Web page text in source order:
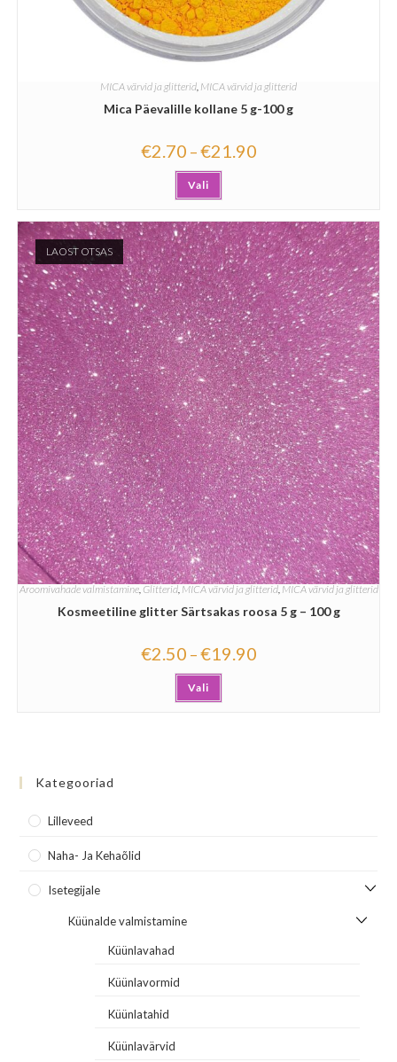
MICA värvid ja glitterid MICA värvid ja glitterid
Mica Päevalille kollane 5 g-100 g
€2.70 –€21.90
Vali
LAOST OTSAS
Aroomivahade valmistamine, Glitterid, MICA värvid ja glitterid, MICA värvid ja glitterid
Kosmeetiline glitter Särtsakas roosa 5 g – 100 g
€2.50 –€19.90
Vali
Kategooriad
Lilleveed
Naha- Ja Kehaõlid
Isetegijale
Küünalde valmistamine
Küünlavahad
Küünlavormid
Küünlatahid
Küünlavärvid